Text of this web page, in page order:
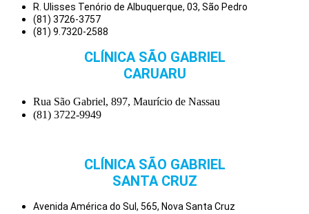
R. Ulisses Tenório de Albuquerque, 03, São Pedro
(81) 3726-3757
(81) 9.7320-2588
CLÍNICA SÃO GABRIEL
CARUARU
Rua São Gabriel, 897, Maurício de Nassau
(81) 3722-9949
CLÍNICA SÃO GABRIEL
SANTA CRUZ
Avenida América do Sul, 565, Nova Santa Cruz